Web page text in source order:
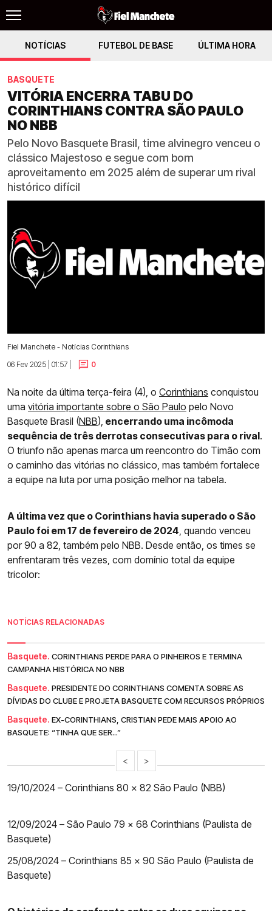
NOTÍCIAS FUTEBOL DE BASE ÚLTIMA HORA
BASQUETE
VITÓRIA ENCERRA TABU DO
CORINTHIANS CONTRA SÃO PAULO
NO NBB
Pelo Novo Basquete Brasil, time alvinegro venceu o
clássico Majestoso e segue com bom
aproveitamento em 2025 além de superar um rival
histórico difícil
Fiel Manchete - Notícias Corinthians
06 Fev 2025 | 01:57 |
0
Na noite da última terça-feira (4), o Corinthians conquistou
uma vitória importante sobre o São Paulo pelo Novo
Basquete Brasil (NBB), encerrando uma incômoda
sequência de três derrotas consecutivas para o rival.
O triunfo não apenas marca um reencontro do Timão com
o caminho das vitórias no clássico, mas também fortalece
a equipe na luta por uma posição melhor na tabela.
A última vez que o Corinthians havia superado o São
Paulo foi em 17 de fevereiro de 2024, quando venceu
por 90 a 82, também pelo NBB. Desde então, os times se
enfrentaram três vezes, com domínio total da equipe
tricolor:
NOTÍCIAS RELACIONADAS
Basquete. CORINTHIANS PERDE PARA O PINHEIROS E TERMINA
CAMPANHA HISTÓRICA NO NBB
Basquete. PRESIDENTE DO CORINTHIANS COMENTA SOBRE AS
DÍVIDAS DO CLUBE E PROJETA BASQUETE COM RECURSOS PRÓPRIOS
Basquete. EX-CORINTHIANS, CRISTIAN PEDE MAIS APOIO AO
BASQUETE: “TINHA QUE SER...”
< >
19/10/2024 – Corinthians 80 x 82 São Paulo (NBB)
12/09/2024 – São Paulo 79 x 68 Corinthians (Paulista de
Basquete)
25/08/2024 – Corinthians 85 x 90 São Paulo (Paulista de
Basquete)